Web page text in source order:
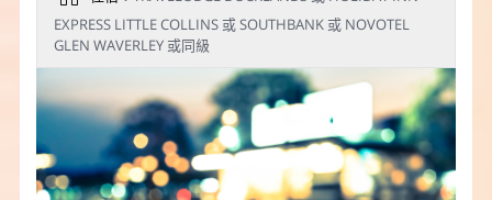
EXPRESS LITTLE COLLINS 或 SOUTHBANK 或 NOVOTEL
GLEN WAVERLEY 或同級